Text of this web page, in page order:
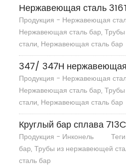
Нержавеющая сталь
Продукция - Нержавеющая
Нержавеющая сталь бар,
стали, Нержавеющая сталь бар
347/ 347H
Продукция - Нержавеющая
Нержавеющая сталь бар,
стали, Нержавеющая сталь бар
Круглый бар сплава 713C
Продукция - Инконель
бар, Трубы из нержавеющей
сталь бар